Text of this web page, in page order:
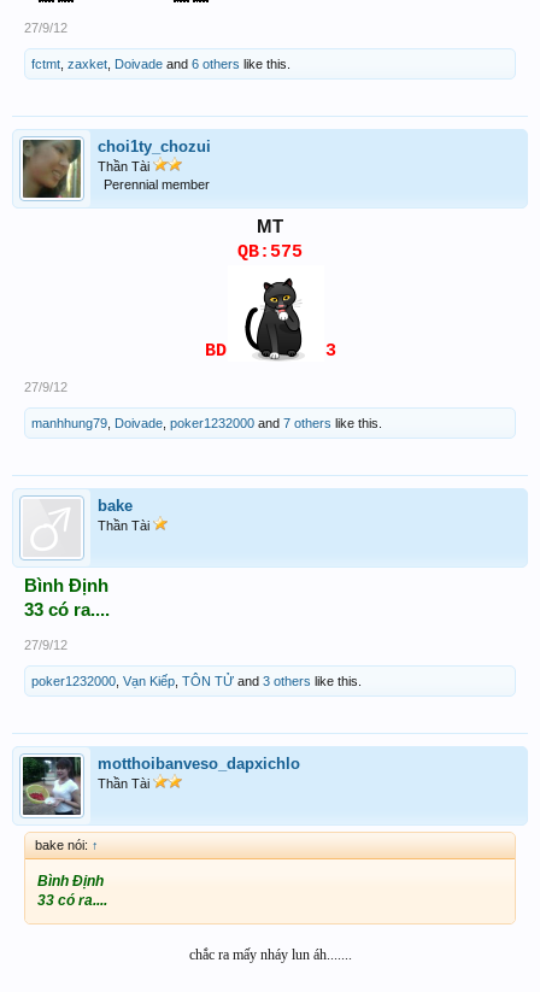
27/9/12
fctmt zaxket Doivade and 6 others like this.
choi1ty_chozui
Thần Tài
Perennial member
MT
QB:575
BD 3
27/9/12
manhhung79 Doivade poker1232000 and 7 others like this.
bake
Thần Tài
Bình Định
33 có ra....
27/9/12
poker1232000 Vạn Kiếp TÔN TỬ and 3 others like this.
motthoibanveso_dapxichlo
Thần Tài
bake nói: ↑
Bình Định
33 có ra....
chắc ra mấy nháy lun áh.......